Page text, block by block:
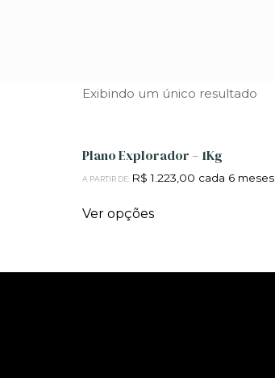
Exibindo um único resultado
Plano Explorador – 1Kg
A PARTIR DE: R$ 1.223,00 cada 6 meses
Ver opções